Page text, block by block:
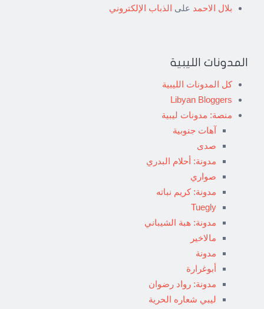
بلال الاحمد على الذباب الإلكتروني
المدونات الليبية
كل المدونات الليبية
Libyan Bloggers
منصة: مدونات ليبية
آهات جنوبية
صدى
مدونة: أحلام البدري
صواري
مدونة: كريم نباته
Tuegly
مدونة: هبة الشيباني
مالاخير
مدونة
أبوغرارة
مدونة: رواد رضوان
ليبي شعاره الحرية